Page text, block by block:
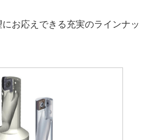
お応えできる充実のラインナッ